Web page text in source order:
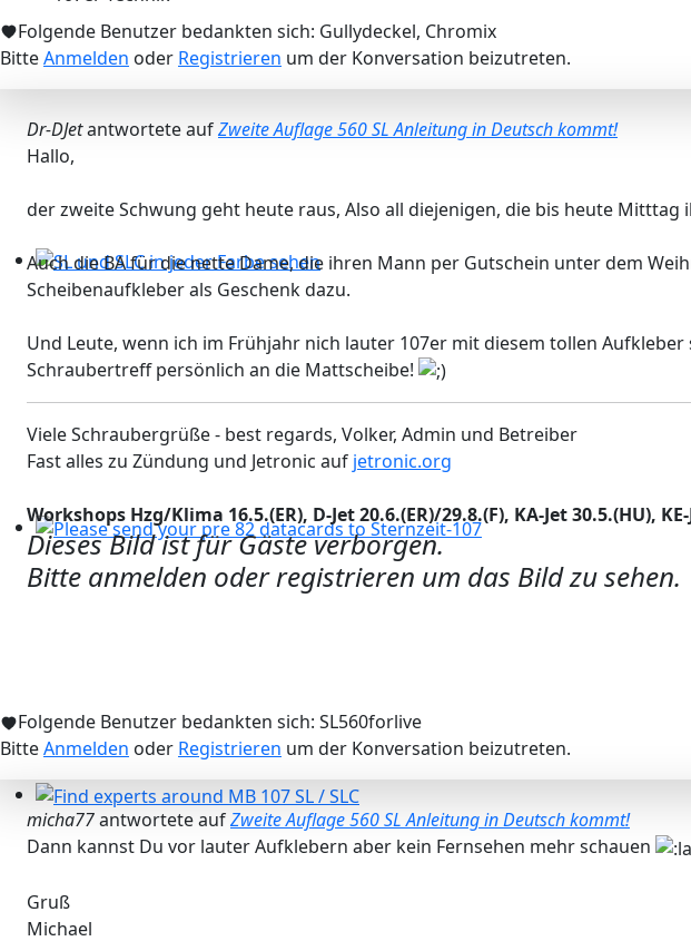
107er Technik
SL und SLC in jeder Farbe sehen
Please send your pre 82 datacards to Sternzeit-107
Find experts around MB 107 SL / SLC
Folgende Benutzer bedankten sich: Gullydeckel, Chromix
BitteAnmelden oder Registrieren um der Konversation beizutreten.
Dr-DJetantwortete aufZweite Auflage 560 SL Anleitung in Deutsch kommt!
Hallo,
der zweite Schwung geht heute raus, Also all diejenigen, die bis heute
Auch die BA für die nette Dame, die ihren Mann per Gutschein unter dem
Scheibenaufkleber als Geschenk dazu.
Und Leute, wenn ich im Frühjahr nich lauter 107er mit diesem tollen
Schraubertreff persönlich an die Mattscheibe!
Viele Schraubergrüße - best regards, Volker, Admin und Betreiber
Fast alles zu Zündung und Jetronic auf jetronic.org
Workshops Hzg/Klima 16.5.(ER), D-Jet 20.6.(ER)/29.8.(F), KA-Jet 30.5.(HU), KE-
Dieses Bild ist für Gäste verborgen.
Bitte anmelden oder registrieren um das Bild zu sehen.
Folgende Benutzer bedankten sich: SL560forlive
BitteAnmelden oder Registrieren um der Konversation beizutreten.
micha77antwortete aufZweite Auflage 560 SL Anleitung in Deutsch kommt!
Dann kannst Du vor lauter Aufklebern aber kein Fernsehen mehr schauen
Gruß
Michael